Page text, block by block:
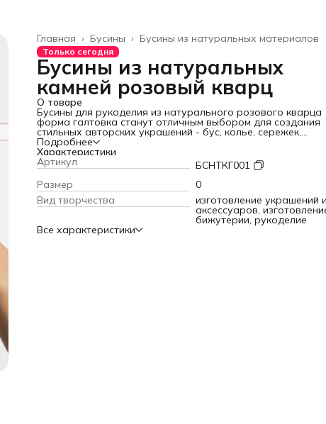
Бусины из натуральных материалов
Бусины ›
Главная ›
Только сегодня
Бусины из натуральных
камней розовый кварц
О товаре
Бусины для рукоделия из натурального розового кварца
форма галтовка станут отличным выбором для создания
стильных авторских украшений - бус, колье, сережек,
браслетов, а также комплектов бижутерии. Природный
розовый кварц - это разновидность натурального кварца
нежно-розового оттенка, обусловленного примесями
марганца и железа, обладает стеклянным блеском, часто
используется как ювелирно-поделочный камень для
сувениров, оберегов и талисманов.
Камень розовый кварц — это символ любви, нежности и
душевной гармонии. Изделия из розового кварца
внести гармонию в любовные отношения, укрепить
узы. Самоцвет благотворно влияет на работу сердца,
Подробнее
Характеристики
Артикул
БСНТКГ001
Размер
0
Вид творчества
изготовление украшений и
аксессуаров,
бижутерии, рукоделие
Все характеристики